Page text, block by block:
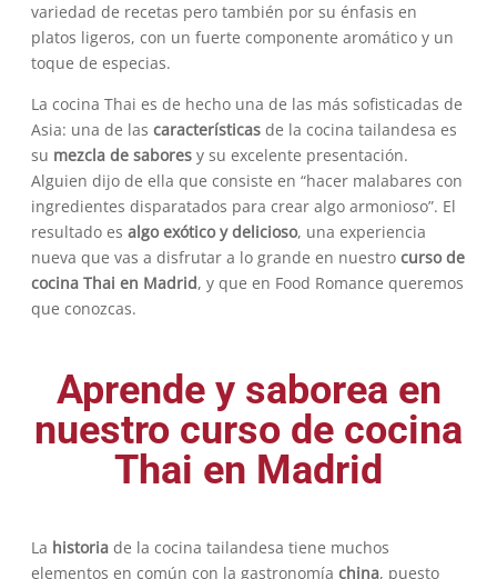
variedad de recetas pero también por su énfasis en
platos ligeros, con un fuerte componente aromático y un
toque de especias.
La cocina Thai es de hecho una de las más sofisticadas de
Asia: una de las características de la cocina tailandesa es
su mezcla de sabores y su excelente presentación.
Alguien dijo de ella que consiste en “hacer malabares con
ingredientes disparatados para crear algo armonioso”. El
resultado es algo exótico y delicioso, una experiencia
nueva que vas a disfrutar a lo grande en nuestro curso de
cocina Thai en Madrid, y que en Food Romance queremos
que conozcas.
Aprende y saborea en
nuestro curso de cocina
Thai en Madrid
La historia de la cocina tailandesa tiene muchos
elementos en común con la gastronomía china, puesto